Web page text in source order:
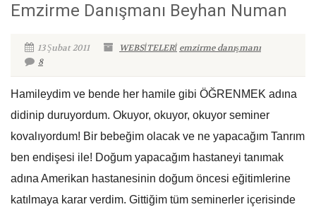
Emzirme Danışmanı Beyhan Numan
13 Şubat 2011 WEBSİTELERİ emzirme danışmanı
8
Hamileydim ve bende her hamile gibi ÖĞRENMEK adına
didinip duruyordum. Okuyor, okuyor, okuyor seminer
kovalıyordum! Bir bebeğim olacak ve ne yapacağım Tanrım
ben endişesi ile! Doğum yapacağım hastaneyi tanımak
adına Amerikan hastanesinin doğum öncesi eğitimlerine
katılmaya karar verdim. Gittiğim tüm seminerler içerisinde